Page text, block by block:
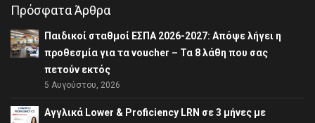
Πρόσφατα Άρθρα
Παιδικοί σταθμοί ΕΣΠΑ 2026-2027: Απόψε λήγει η
προθεσμία για τα voucher – Τα 8 λάθη που σας
πετούν εκτός
5 Αυγούστου, 2026
Αγγλικά Lower & Proficiency LRN σε 3 μήνες με